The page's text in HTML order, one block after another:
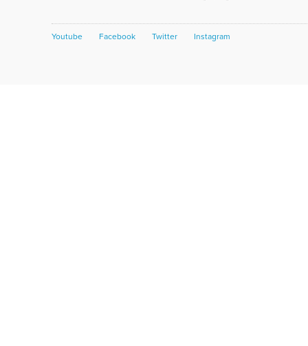
Youtube Facebook Twitter Instagram